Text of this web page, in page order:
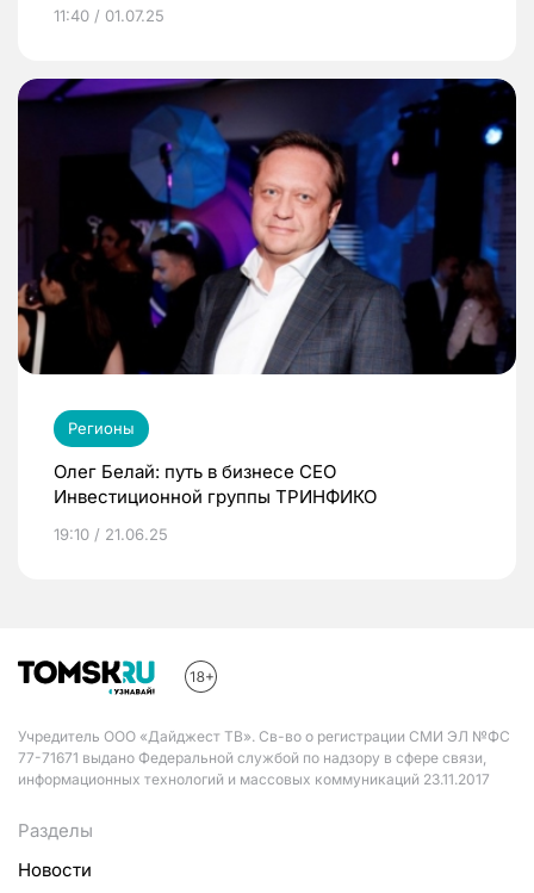
11:40 / 01.07.25
Регионы
Олег Белай: путь в бизнесе CEO
Инвестиционной группы ТРИНФИКО
19:10 / 21.06.25
Учредитель ООО «Дайджест ТВ». Св-во о регистрации СМИ ЭЛ №ФС
77-71671 выдано Федеральной службой по надзору в сфере связи,
информационных технологий и массовых коммуникаций 23.11.2017
Разделы
Новости